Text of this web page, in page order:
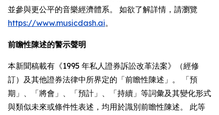
並參與更公平的音樂經濟體系。 如欲了解詳情，請瀏覽
https://www.musicdash.ai。
前瞻性陳述的警示聲明
本新聞稿載有《1995 年私人證券訴訟改革法案》（經修
訂）及其他證券法律中所界定的「前瞻性陳述」。 「預
期」、「將會」、「預計」、「持續」等詞彙及其變化形式
與類似未來或條件性表述，均用於識別前瞻性陳述。 此等